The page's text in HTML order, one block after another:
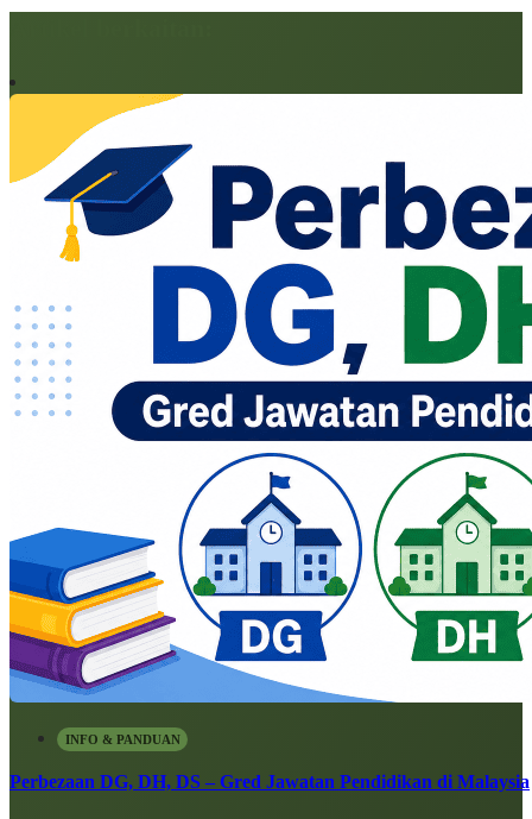
INFO & PANDUAN
Perbezaan DG, DH, DS – Gred Jawatan Pendidikan di Malaysia